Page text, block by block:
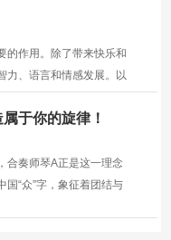
材质，它不仅为超凡国际
的作用。除了带来快乐和
力、语言和情感发展。以
脑发育非常重要。...
于你的旋律！
合奏师琴A正是这一理念
国“众”字，象征着团结与